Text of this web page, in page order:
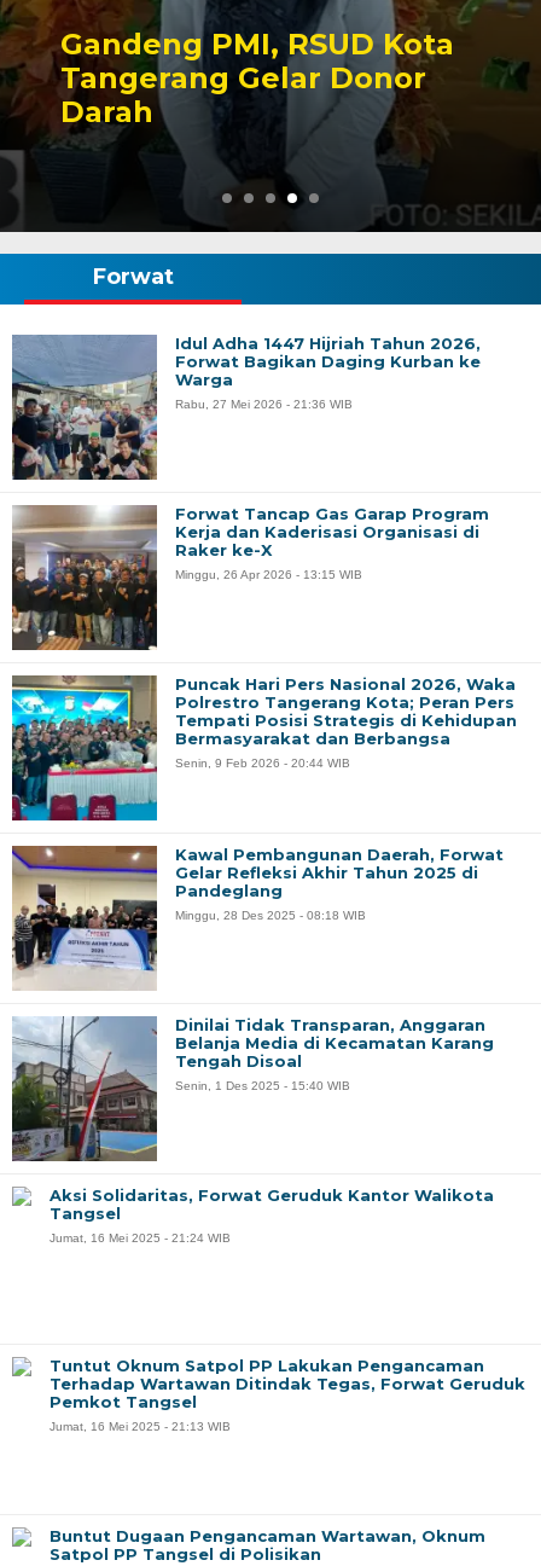
Gandeng PMI, RSUD Kota
Tangerang Gelar Donor
Darah
Forwat
Idul Adha 1447 Hijriah Tahun 2026,
Forwat Bagikan Daging Kurban ke
Warga
Rabu, 27 Mei 2026 - 21:36 WIB
Forwat Tancap Gas Garap Program
Kerja dan Kaderisasi Organisasi di
Raker ke-X
Minggu, 26 Apr 2026 - 13:15 WIB
Puncak Hari Pers Nasional 2026, Waka
Polrestro Tangerang Kota; Peran Pers
Tempati Posisi Strategis di Kehidupan
Bermasyarakat dan Berbangsa
Senin, 9 Feb 2026 - 20:44 WIB
Kawal Pembangunan Daerah, Forwat
Gelar Refleksi Akhir Tahun 2025 di
Pandeglang
Minggu, 28 Des 2025 - 08:18 WIB
Dinilai Tidak Transparan, Anggaran
Belanja Media di Kecamatan Karang
Tengah Disoal
Senin, 1 Des 2025 - 15:40 WIB
Aksi Solidaritas, Forwat Geruduk Kantor Walikota
Tangsel
Jumat, 16 Mei 2025 - 21:24 WIB
Tuntut Oknum Satpol PP Lakukan Pengancaman
Terhadap Wartawan Ditindak Tegas, Forwat Geruduk
Pemkot Tangsel
Jumat, 16 Mei 2025 - 21:13 WIB
Buntut Dugaan Pengancaman Wartawan, Oknum
Satpol PP Tangsel di Polisikan